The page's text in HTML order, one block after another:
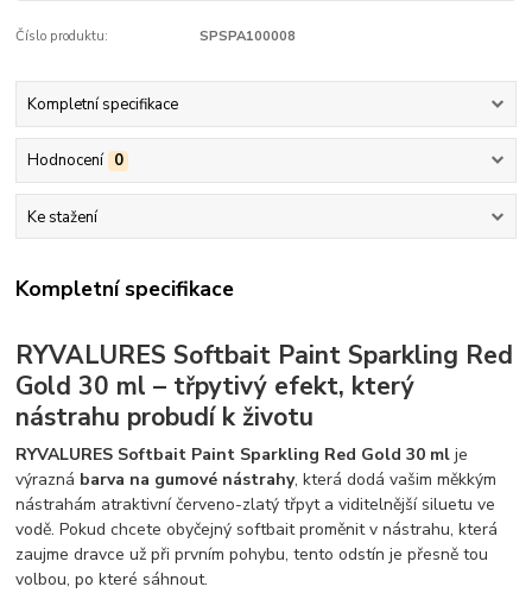
Číslo produktu: SPSPA100008
Kompletní specifikace
Hodnocení 0
Ke stažení
Kompletní specifikace
RYVALURES Softbait Paint Sparkling Red
Gold 30 ml – třpytivý efekt, který
nástrahu probudí k životu
RYVALURES Softbait Paint Sparkling Red Gold 30 ml je
výrazná barva na gumové nástrahy, která dodá vašim měkkým
nástrahám atraktivní červeno-zlatý třpyt a viditelnější siluetu ve
vodě. Pokud chcete obyčejný softbait proměnit v nástrahu, která
zaujme dravce už při prvním pohybu, tento odstín je přesně tou
volbou, po které sáhnout.